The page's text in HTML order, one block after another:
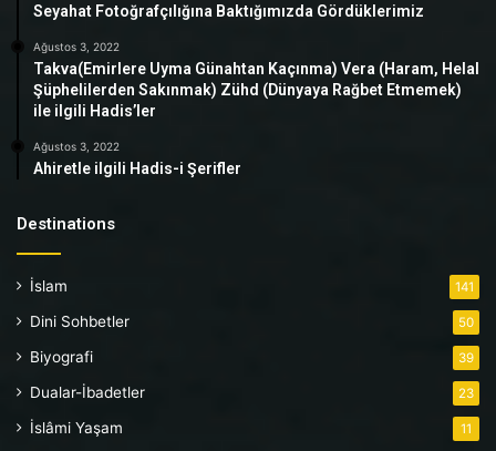
Seyahat Fotoğrafçılığına Baktığımızda Gördüklerimiz
Ağustos 3, 2022
Takva(Emirlere Uyma Günahtan Kaçınma) Vera (Haram, Helal
Şüphelilerden Sakınmak) Zühd (Dünyaya Rağbet Etmemek)
ile ilgili Hadis’ler
Ağustos 3, 2022
Ahiretle ilgili Hadis-i Şerifler
Destinations
İslam 141
Dini Sohbetler 50
Biyografi 39
Dualar-İbadetler 23
İslâmi Yaşam 11